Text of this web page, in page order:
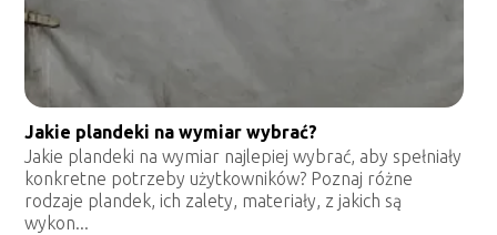
Jakie plandeki na wymiar wybrać?
Jakie plandeki na wymiar najlepiej wybrać, aby spełniały
konkretne potrzeby użytkowników? Poznaj różne
rodzaje plandek, ich zalety, materiały, z jakich są
wykon...